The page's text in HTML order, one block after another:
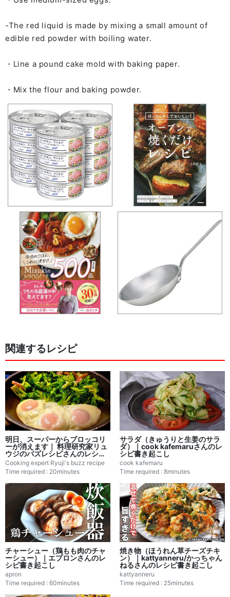
-The red liquid is made by mixing a small amount of
edible red powder with boiling water.
・Line a pound cake mold with baking paper.
関連するレシピ
明日、スーパーからブロッコリ
ーが消えます｜ 料理研究家リュ
ウジのバズレシピさんのレシピ
書き起こし
Cooking expert Ryuji's buzz recipe
Time required : 20minutes
サラダ（きゅうりと生姜のサラ
ダ）｜cook kafemaruさんのレ
シピ書き起こし
cook kafemaru
Time required : 8minutes
チャーシュー（鶏もも肉のチャ
ーシュー）｜エプロンさんのレ
シピ書き起こし
apron
Time required : 60minutes
焼き物（ほうれん草チーズチキ
ン）｜kattyanneru/かっちゃん
ねるさんのレシピ書き起こし
kattyanneru
Time required : 25minutes